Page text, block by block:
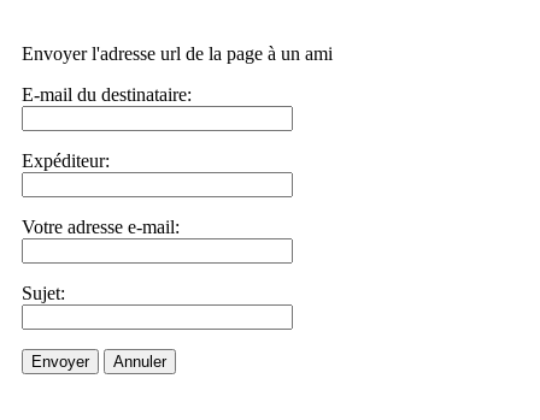
Envoyer l'adresse url de la page à un ami
E-mail du destinataire:
Expéditeur:
Votre adresse e-mail:
Sujet:
Envoyer Annuler